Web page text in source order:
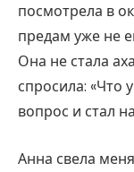
посмотрела в
предам уже не
Она не стала
спросила: «Что
вопрос и стал
Анна свела